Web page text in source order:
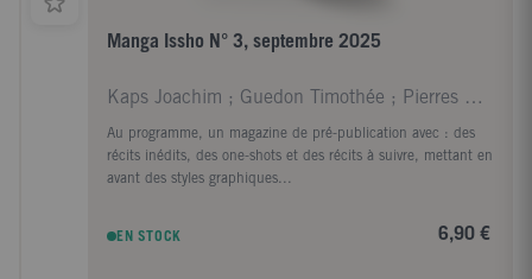
Manga Issho N° 3, septembre 2025
Kaps Joachim ; Guedon Timothée ; Pierres Sanchez A
Au programme, un magazine de pré-publication avec : des
récits inédits, des one-shots et des récits à suivre, mettant en
avant des styles graphiques...
EN STOCK 6,90 €